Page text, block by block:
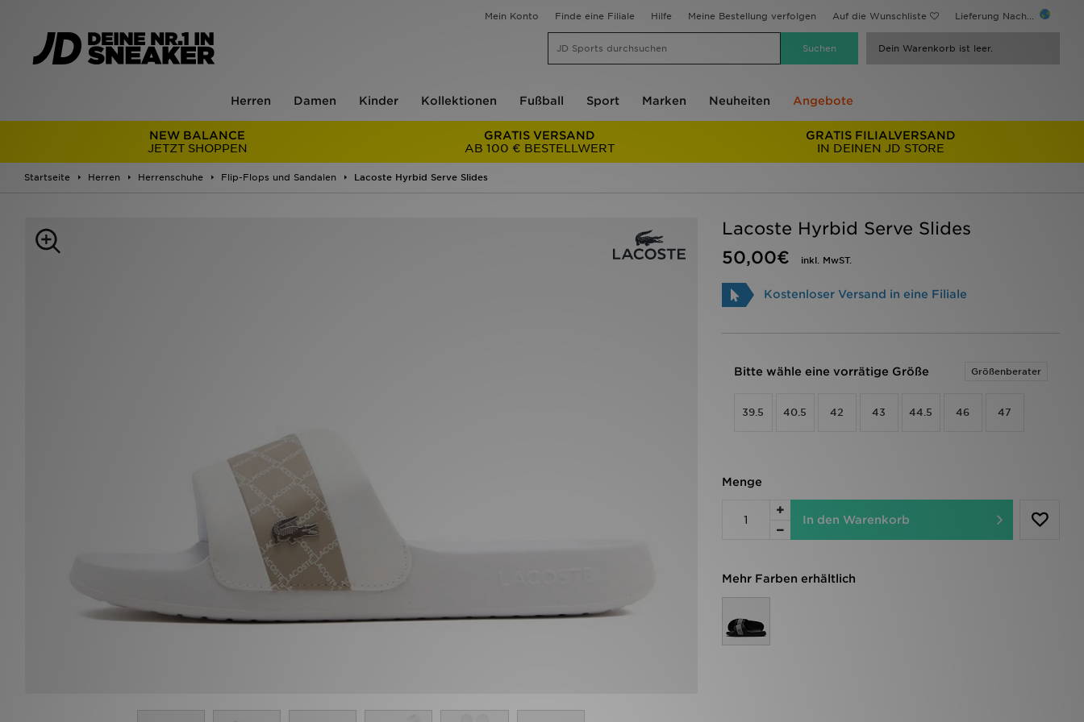
Mein Konto Finde eine Filiale Hilfe Meine Bestellung verfolgen Auf die Wunschliste Lieferung Nach...
Dein Warenkorb ist leer.
Herren Damen Kinder Kollektionen Fußball Sport Marken Neuheiten Angebote
NEW BALANCE
JETZT SHOPPEN
GRATIS VERSAND
AB 100 € BESTELLWERT
GRATIS FILIALVERSAND
IN DEINEN JD STORE
Startseite Herren Herrenschuhe Flip-Flops und Sandalen Lacoste Hyrbid Serve Slides
Lacoste Hyrbid Serve Slides
50,00€
inkl. MwST.
Kostenloser Versand in eine Filiale
Bitte wähle eine vorrätige Größe Größenberater
39.5 40.5 42 43 44.5 46 47
Menge
In den Warenkorb
Mehr Farben erhältlich